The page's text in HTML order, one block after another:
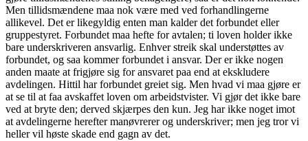
Men tillidsmændene maa nok være med ved forhandlingerne
allikevel. Det er likegyldig enten man kalder det forbundet eller
gruppestyret. Forbundet maa hefte for avtalen; ti loven holder ikke
bare underskriveren ansvarlig. Enhver streik skal understøttes av
forbundet, og saa kommer forbundet i ansvar. Der er ikke nogen
anden maate at frigjøre sig for ansvaret paa end at ekskludere
avdelingen. Hittil har forbundet greiet sig. Men hvad vi maa gjøre er
at se til at faa avskaffet loven om arbeidstvister. Vi gjør det ikke bare
ved at bryte den; derved skjærpes den kun. Jeg har ikke noget imot
at avdelingerne herefter manøvrerer og underskriver; men jeg tror vi
heller vil høste skade end gagn av det.